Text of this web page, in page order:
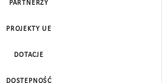
PARTNERZY
PROJEKTY UE
DOTACJE
DOSTĘPNOŚĆ